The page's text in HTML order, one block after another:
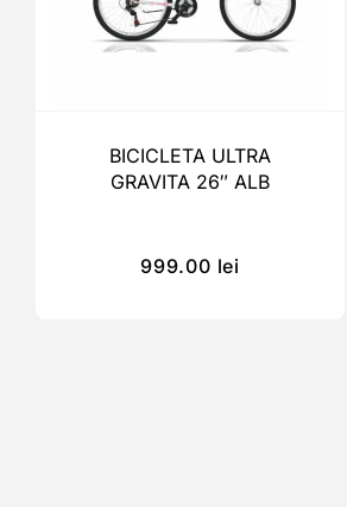
BICICLETA ULTRA
GRAVITA 26″ ALB
999.00 lei